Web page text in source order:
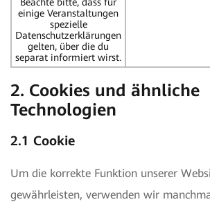
einige Veranstaltungen
spezielle
Datenschutzerklärungen
gelten, über die du
separat informiert wirst.
2. Cookies und ähnliche
Technologien
2.1 Cookie
Um die korrekte Funktion unserer
gewährleisten, verwenden wir